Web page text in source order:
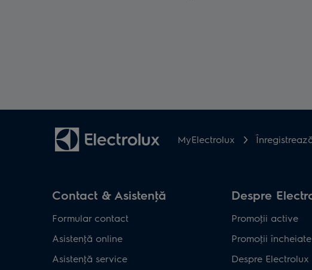
MyElectrolux
Contact & Asistenţă
Formular contact
Asistenţă online
Asistenţă service
Despre
Promoţii active
Promoţii încheiate
Despre Electrolux